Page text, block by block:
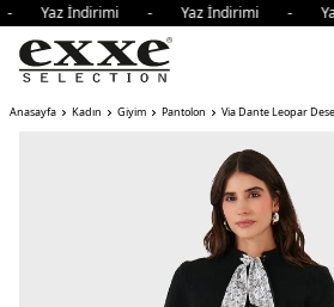
Yaz İndirimi - Yaz İndirimi -
Anasayfa Kadın Giyim Pantolon